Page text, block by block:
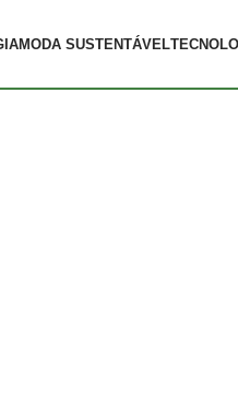
MODA SUSTENTÁVEL